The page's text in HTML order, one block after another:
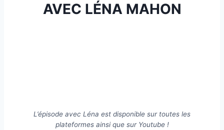
AVEC LÉNA MAHON
L’épisode avec Léna est disponible sur toutes les
plateformes ainsi que sur Youtube !